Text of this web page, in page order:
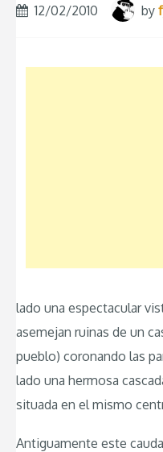
12/02/2010 by
lado una espectacular
asemejan ruinas de un
pueblo) coronando las
lado una hermosa
situada en el mismo
Antiguamente este